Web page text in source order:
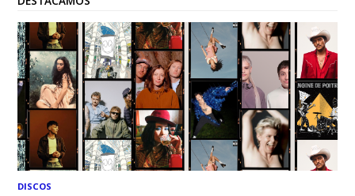
DISCOS